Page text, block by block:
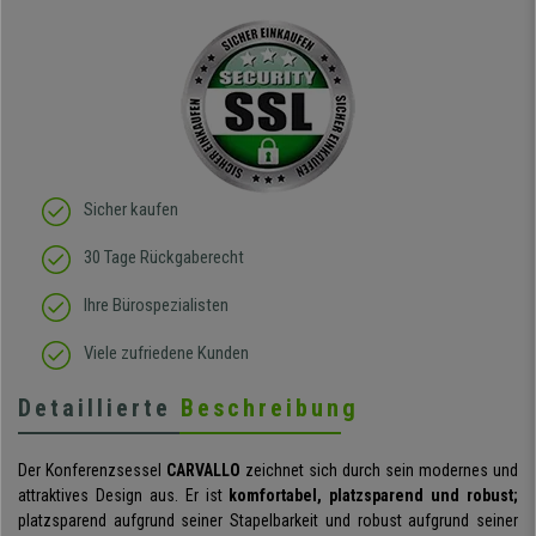
sitzt darin auch wirklich
gut! Die Sitzfläche, eine
Art straffes aber auch
elastisches Gewebe passt
sich der
Körperbewegung an.
Klare Kaufempfehlung!
Sicher kaufen
30 Tage Rückgaberecht
Ihre Bürospezialisten
Viele zufriedene Kunden
Detaillierte Beschreibung
Der Konferenzsessel CARVALLO zeichnet sich durch sein modernes und
attraktives Design aus. Er ist komfortabel, platzsparend und robust;
platzsparend aufgrund seiner Stapelbarkeit und robust aufgrund seiner